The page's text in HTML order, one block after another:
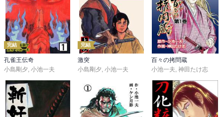
完結
孔雀王伝奇
小島剛夕, 小池一夫
完結
激突
小島剛夕, 小池一夫
百々の拷問蔵
小池一夫, 神田たけ志